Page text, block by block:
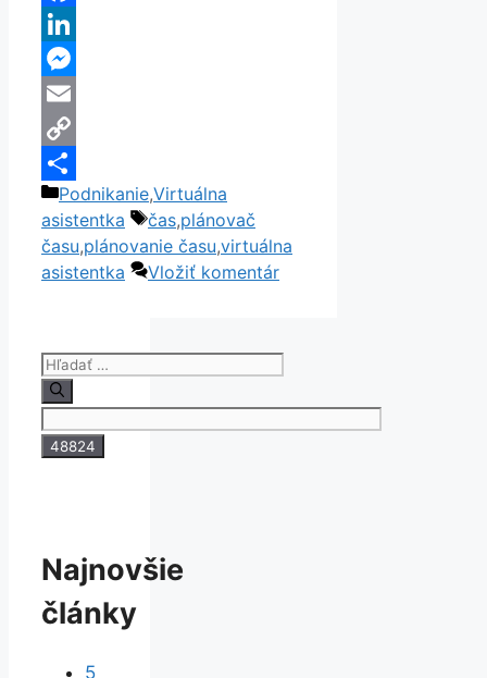
Facebook
LinkedIn
Messenger
Email
Copy
Link
Share
Kategórie
Podnikanie,Virtuálna
asistentka
Značky
čas,plánovač
času,plánovanie času,virtuálna
asistentka
Vložiť komentár
Hľadať:
Najnovšie
články
5